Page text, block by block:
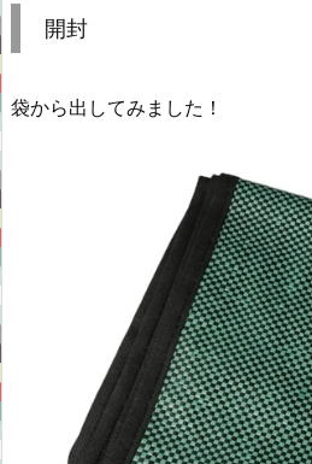
開封
袋から出してみました！